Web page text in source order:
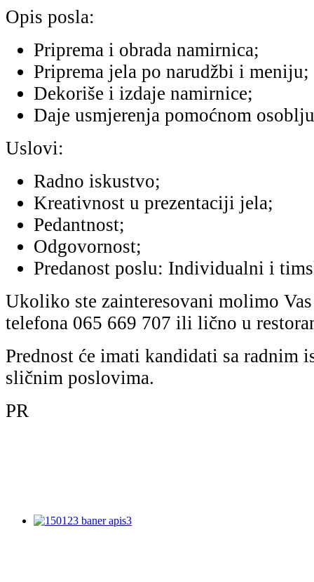
Opis posla:
Priprema i obrada namirnica;
Priprema jela po narudžbi i meniju;
Dekoriše i izdaje namirnice;
Daje usmjerenja pomoćnom
Uslovi:
Radno iskustvo;
Kreativnost u prezentaciji jela;
Pedantnost;
Odgovornost;
Predanost poslu: Individualni i
Ukoliko ste zainteresovani molimo
telefona 065 669 707 ili lično u
Prednost će imati kandidati sa radnim
sličnim poslovima.
PR